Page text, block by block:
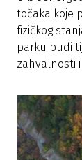
točaka koje
fizičkog
parku budi
zahvalnosti